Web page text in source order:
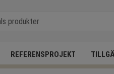
REFERENSPROJEKT